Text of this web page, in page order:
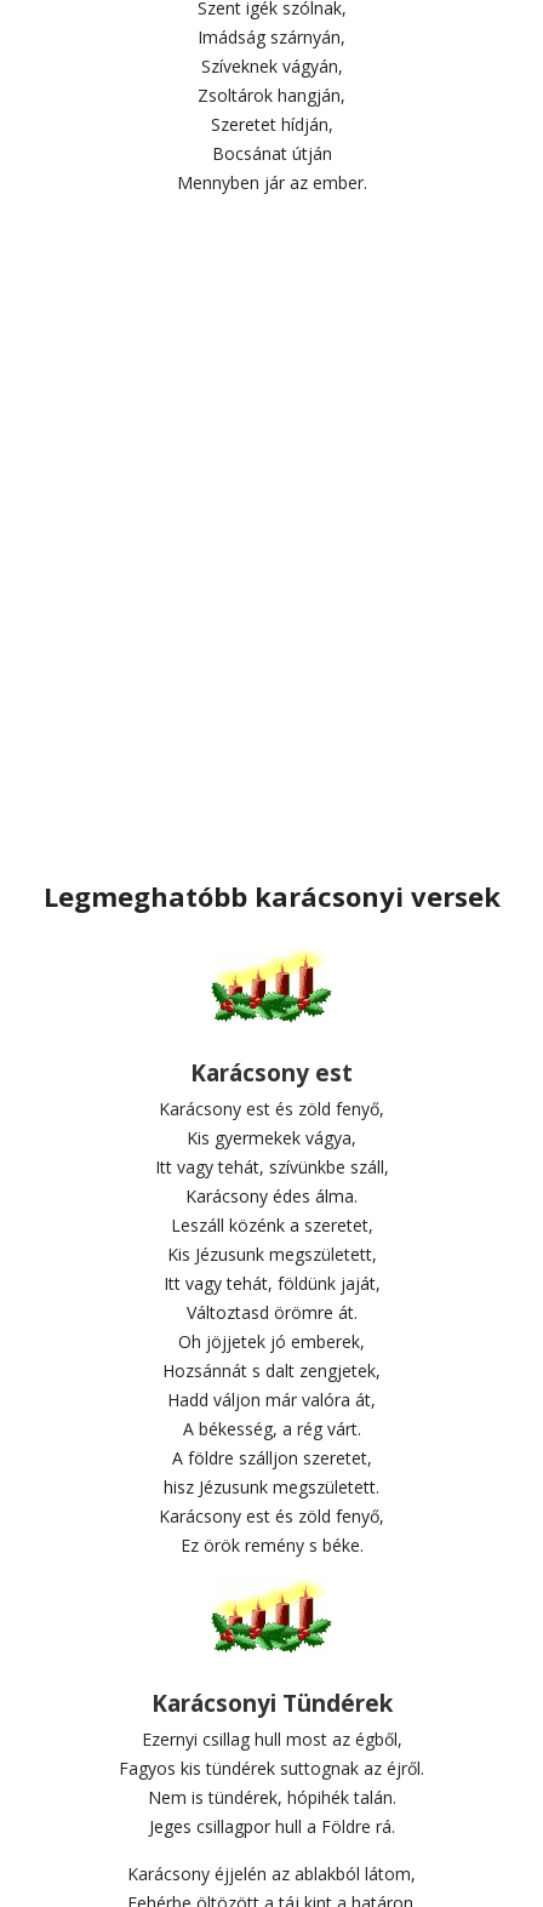
Szent igék szólnak,
Imádság szárnyán,
Szíveknek vágyán,
Zsoltárok hangján,
Szeretet hídján,
Bocsánat útján
Mennyben jár az ember.
Legmeghatóbb karácsonyi versek
Karácsony est
Karácsony est és zöld fenyő,
Kis gyermekek vágya,
Itt vagy tehát, szívünkbe száll,
Karácsony édes álma.
Leszáll közénk a szeretet,
Kis Jézusunk megszületett,
Itt vagy tehát, földünk jaját,
Változtasd örömre át.
Oh jöjjetek jó emberek,
Hozsánnát s dalt zengjetek,
Hadd váljon már valóra át,
A békesség, a rég várt.
A földre szálljon szeretet,
hisz Jézusunk megszületett.
Karácsony est és zöld fenyő,
Ez örök remény s béke.
Karácsonyi Tündérek
Ezernyi csillag hull most az égből,
Fagyos kis tündérek suttognak az éjről.
Nem is tündérek, hópihék talán.
Jeges csillagpor hull a Földre rá.
Karácsony éjjelén az ablakból látom,